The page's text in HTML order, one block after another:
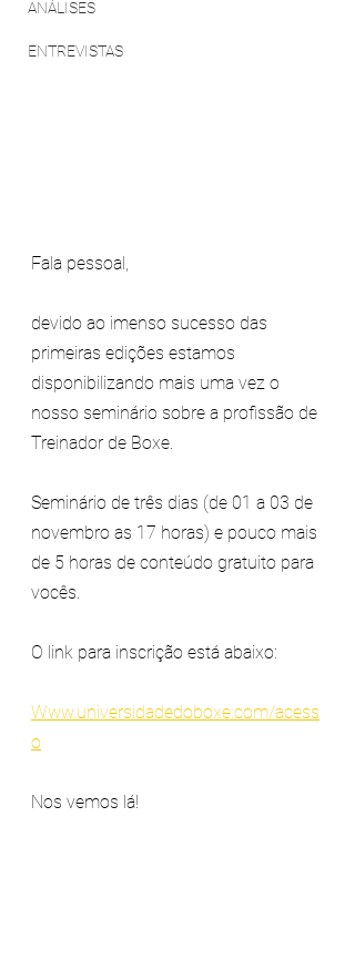
ANÁLISES
ENTREVISTAS
Fala pessoal,
devido ao imenso sucesso das
primeiras edições estamos
disponibilizando mais uma vez o
nosso seminário sobre a profissão de
Treinador de Boxe.
Seminário de três dias (de 01 a 03 de
novembro as 17 horas) e pouco mais
de 5 horas de conteúdo gratuito para
vocês.
O link para inscrição está abaixo:
Www.universidadedoboxe.com/acess
o
Nos vemos lá!